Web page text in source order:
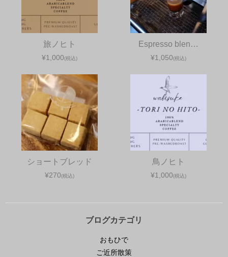
旅ノヒト
¥1,000(税込)
Espresso blen…
¥1,050(税込)
ショートブレッド
¥270(税込)
鳥ノヒト
¥1,000(税込)
ブログカテゴリ
おもひで
ご近所散策